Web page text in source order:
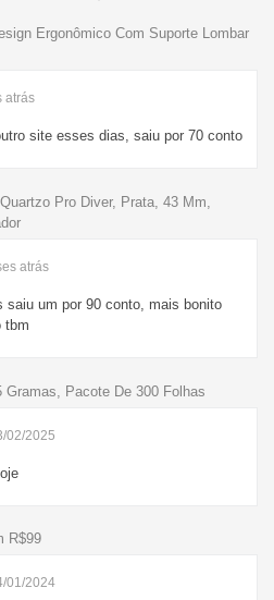
Ergonômico Com Suporte Lombar
atrás
site esses dias, saiu por 70 conto
Pro Diver, Prata, 43 Mm,
atrás
saiu um por 90 conto, mais bonito
tbm
Pacote De 300 Folhas
02/2025
R$99
01/2024